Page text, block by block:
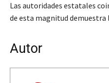
Las autoridades estatales
de esta magnitud demuestra
Autor